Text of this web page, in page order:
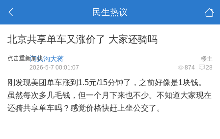
民生热议
北京共享单车又涨价了 大家还骑吗
点击重新加载 楼主
门头沟大蒋
874 28
2026-5-7 00:01:07
刚发现美团单车涨到1.5元/15分钟了，之前好像是1块钱。
虽然每次多几毛钱，但一个月下来也不少。不知道大家现在
还骑共享单车吗？感觉价格快赶上坐公交了。